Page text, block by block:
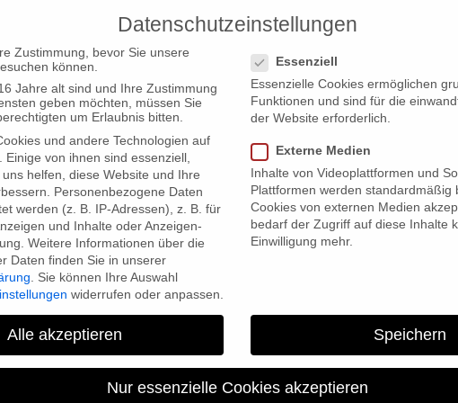
PRODUCTIONS
“Open Heart” für
Datenschutzeinstellungen
Zustimmung, bevor Sie unsere
können.
Jahre alt sind und Ihre Zustimmung
geben möchten, müssen Sie
um Erlaubnis bitten.
und andere Technologien auf
Einige von ihnen sind essenziell,
helfen, diese Website und Ihre
Personenbezogene Daten
werden (z. B. IP-Adressen), z. B. für
und Inhalte oder Anzeigen-
Weitere Informationen über die
Daten finden Sie in unserer
Sie können Ihre Auswahl
widerrufen oder anpassen.
Essenziell
Essenzielle Cookies ermöglichen
Funktionen und sind für die
der Website erforderlich.
Externe Medien
Inhalte von Videoplattformen und
Plattformen werden standardmäßig
Cookies von externen Medien
bedarf der Zugriff auf diese Inhalte
Einwilligung mehr.
Alle akzeptieren Speichern
Nur essenzielle Cookies akzeptieren